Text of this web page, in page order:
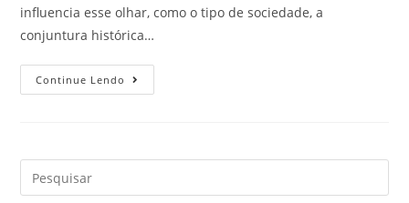
influencia esse olhar, como o tipo de sociedade, a
conjuntura histórica…
Continue Lendo